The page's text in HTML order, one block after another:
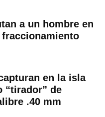
a un hombre en
en la isla
“tirador” de
.40 mm